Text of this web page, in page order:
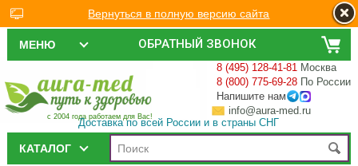
ОБРАТНЫЙ ЗВОНОК
МЕНЮ
с 2004 года работаем для Вас!
8 (495) 128-41-81 Москва
8 (800) 775-69-28 По России
Напишите нам
info@aura-med.ru
Доставка по всей России и в страны СНГ
КАТАЛОГ
Вернуться в полную версию сайта